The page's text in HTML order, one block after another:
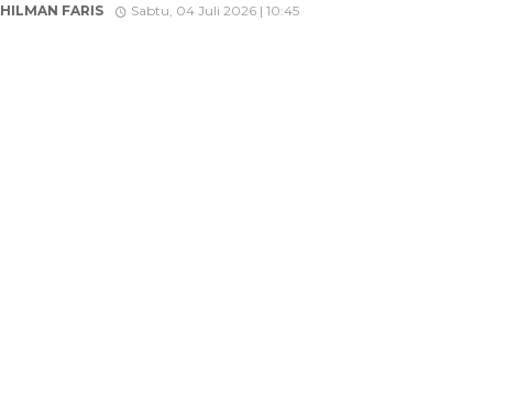
HILMAN FARIS Sabtu, 04 Juli 2026 | 10:45